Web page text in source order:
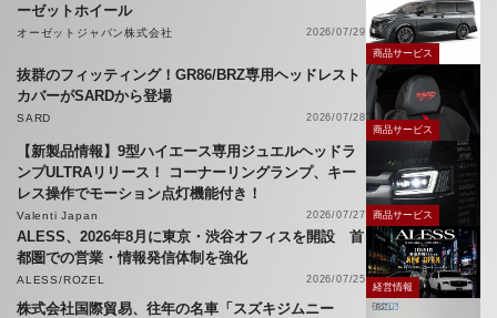
ーゼットホイール
オーゼットジャパン株式会社
2026/07/29
商品サービス
抜群のフィッティング！GR86/BRZ専用ヘッドレスト
カバーがSARDから登場
SARD
2026/07/28
商品サービス
【新製品情報】9型ハイエース専用ジュエルヘッドラ
ンプULTRAリリース！ コーナーリングランプ、キー
レス操作でモーション点灯機能付き！
Valenti Japan 2026/07/27 商品サービス
ALESS、2026年8月に東京・渋谷オフィスを開設 首
都圏での営業・情報発信体制を強化
ALESS/ROZEL 2026/07/25
経営情報
株式会社国際貿易、往年の名車「スズキジムニー